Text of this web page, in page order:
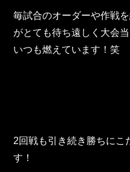
株式会社 ソナティック
毎試合のオーダーや作戦
がとても待ち遠しく大会
いつも燃えています！笑
2回戦も引き続き勝ちにこ
す！